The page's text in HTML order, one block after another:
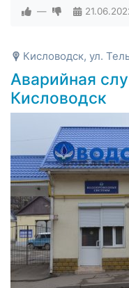
—
Кисловодск, ул.
Аварийная
Кисловодск